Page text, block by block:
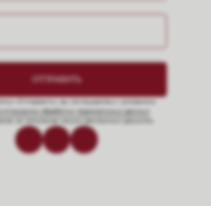
ОТПРАВИТЬ
«Отправить», вы соглашаетесь с условиями
отношении обработки персональных данных